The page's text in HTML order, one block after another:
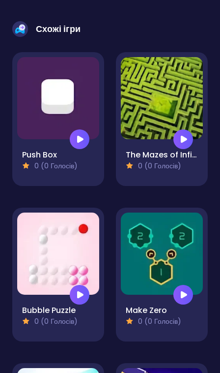
Схожі ігри
Push Box
0 (0 Голосів)
The Mazes of Infinity
0 (0 Голосів)
Bubble Puzzle
0 (0 Голосів)
Make Zero
0 (0 Голосів)